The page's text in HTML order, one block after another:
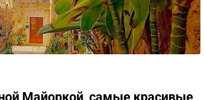
Майоркой, самые красивые